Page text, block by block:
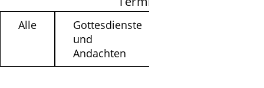
Alle
Gottesdienste
und
Andachten